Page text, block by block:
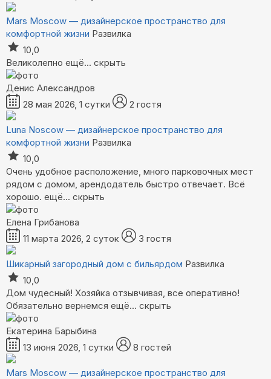
Mars Moscow — дизайнерское пространство для
комфортной жизни Развилка
10,0
Великолепно ещё... скрыть
Денис Александров
28 мая 2026, 1 сутки
2 гостя
Luna Noscow — дизайнерское пространство для
комфортной жизни Развилка
10,0
Очень удобное расположение, много парковочных мест
рядом с домом, арендодатель быстро отвечает. Всё
хорошо. ещё... скрыть
Елена Грибанова
11 марта 2026, 2 суток
3 гостя
Шикарный загородный дом с бильярдом Развилка
10,0
Дом чудесный! Хозяйка отзывчивая, все оперативно!
Обязательно вернемся ещё... скрыть
Екатерина Барыбина
13 июня 2026, 1 сутки
8 гостей
Mars Moscow — дизайнерское пространство для